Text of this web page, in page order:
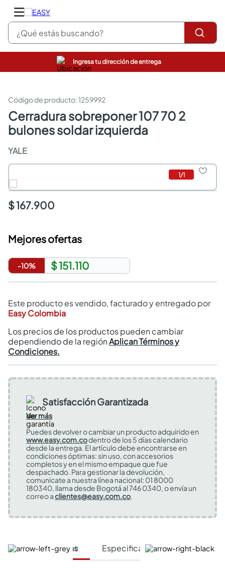
¿Qué estás buscando?
Ingresa tu dirección de entrega
:1259992
cerradura sobreponer 107 70 2
bulones soldar izquierda
YALE
1/1
$ 167.900
Mejores ofertas
-10% $ 151.110
Este producto es vendido, facturado y entregado por
Easy Colombia
Los precios de los productos pueden cambiar
dependiendo de la regiónAplican Términos y
Condiciones.
Satisfacción Garantizada
Ver más
Puedes devolver o cambiar un producto adquirido en
www.easy.com.codentro de los 5 días calendario
desde la entrega. El artículo debe encontrarse en
condiciones óptimas: sin uso, con accesorios
completos y en el mismo empaque que fue
despachado. Para gestionar la devolución,
comunícate a nuestra línea nacional: 01 8000
180340, llama desde Bogotá al 746 0340, o envía un
correo aclientes@easy.com.co.
Características Especificaciones Técnicas
closet
sanitarios
comedor
escritorio
comedores
armarios closet